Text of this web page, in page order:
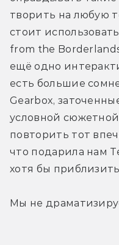
творить на любую
стоит
from the
ещё одно
есть большие
Gearbox,
условной
повторить тот
что подарила нам
хотя бы
Мы не